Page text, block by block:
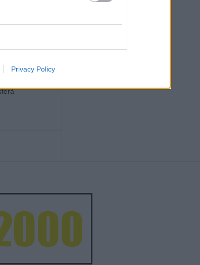
Privacy Policy
e ai rapporti
con gli
biologico,
creando